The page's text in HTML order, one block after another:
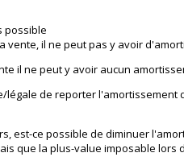
possible
vente, il ne peut pas y avoir
il ne peut y avoir aucun
légale de reporter
est-ce possible de diminuer
que la plus-value imposable lors